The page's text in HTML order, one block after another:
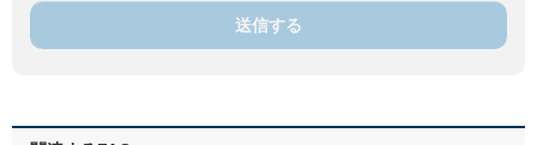
送信する